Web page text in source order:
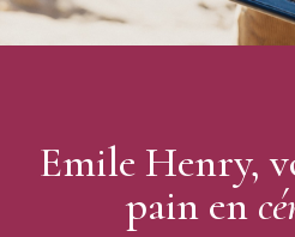
Longueur extérieure : 39 cm
Longueur intérieure : 36 cm
Hauteur extérieure : 10,5 cm
Hauteur intérieure : 3,5 cm
Contenance : 0, 5 l
Emile Henry,
pain en